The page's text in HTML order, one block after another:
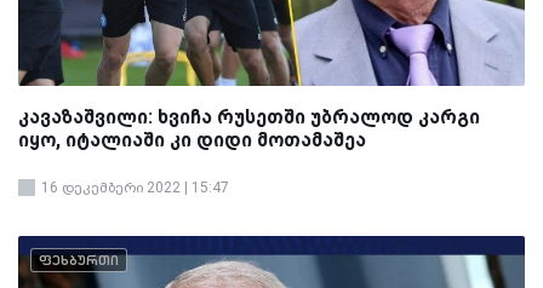
კავაზაშვილი: ხვიჩა რუსეთში უბრალოდ კარგი
იყო, იტალიაში კი დიდი მოთამაშეა
16 დეკემბერი 2022 | 15:47
ფეხბურთი